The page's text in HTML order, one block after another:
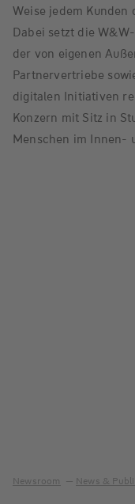
Weise jedem Kunden
Dabei setzt die
der von eigenen
Partnervertriebe
digitalen Initiativen
Konzern mit Sitz in
Menschen im Innen-
Newsroom News &